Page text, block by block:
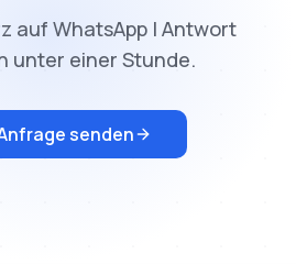
auf WhatsApp | Antwort
unter einer Stunde.
senden